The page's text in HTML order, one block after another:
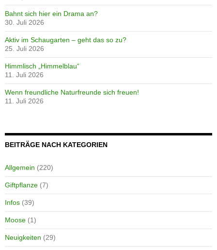
Bahnt sich hier ein Drama an?
30. Juli 2026
Aktiv im Schaugarten – geht das so zu?
25. Juli 2026
Himmlisch „Himmelblau“
11. Juli 2026
Wenn freundliche Naturfreunde sich freuen!
11. Juli 2026
BEITRÄGE NACH KATEGORIEN
Allgemein (220)
Giftpflanze (7)
Infos (39)
Moose (1)
Neuigkeiten (29)